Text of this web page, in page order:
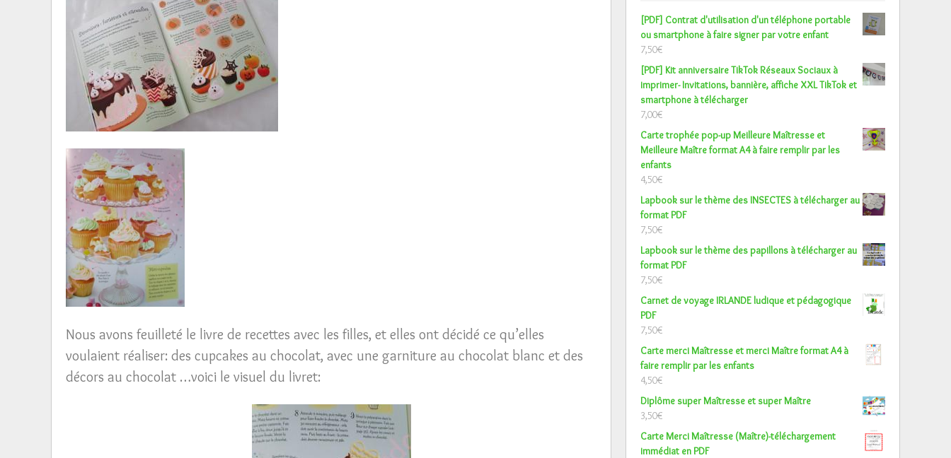
Nous avons feuilleté le livre de recettes avec les filles, et elles ont décidé ce qu’elles
voulaient réaliser: des cupcakes au chocolat, avec une garniture au chocolat blanc et des
décors au chocolat …voici le visuel du livret:
[PDF] Contrat d'utilisation d'un téléphone portable
ou smartphone à faire signer par votre enfant
7,50€
[PDF] Kit anniversaire TikTok Réseaux Sociaux à
imprimer- Invitations, bannière, affiche XXL TikTok et
smartphone à télécharger
7,00€
Carte trophée pop-up Meilleure Maîtresse et
Meilleure Maître format A4 à faire remplir par les
enfants
4,50€
Lapbook sur le thème des INSECTES à télécharger au
format PDF
7,50€
Lapbook sur le thème des papillons à télécharger au
format PDF
7,50€
Carnet de voyage IRLANDE ludique et pédagogique
PDF
7,50€
Carte merci Maîtresse et merci Maître format A4 à
faire remplir par les enfants
4,50€
Diplôme super Maîtresse et super Maître
3,50€
Carte Merci Maîtresse (Maître)-téléchargement
immédiat en PDF